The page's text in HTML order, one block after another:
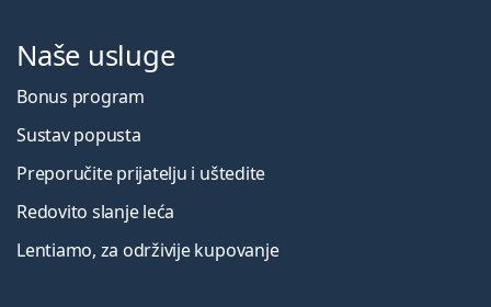
Naše usluge
Bonus program
Sustav popusta
Preporučite prijatelju i uštedite
Redovito slanje leća
Lentiamo, za održivije kupovanje